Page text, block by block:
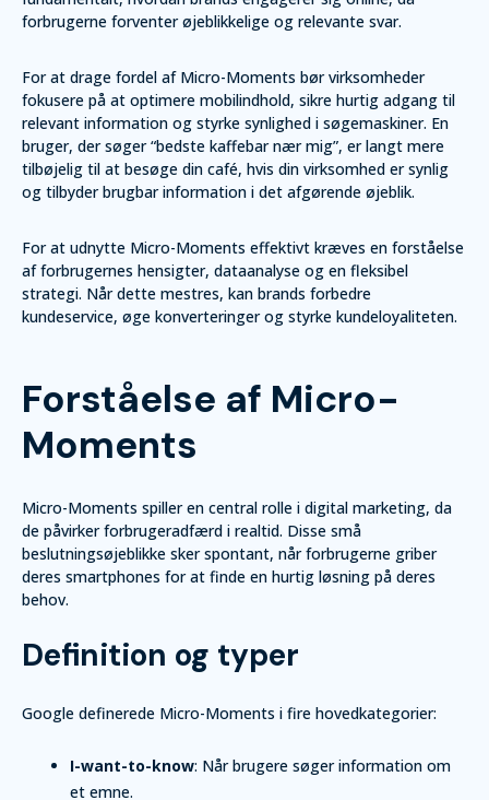
forbrugerne forventer øjeblikkelige og relevante svar.
For at drage fordel af Micro-Moments bør virksomheder
fokusere på at optimere mobilindhold, sikre hurtig adgang til
relevant information og styrke synlighed i søgemaskiner. En
bruger, der søger “bedste kaffebar nær mig”, er langt mere
tilbøjelig til at besøge din café, hvis din virksomhed er synlig
og tilbyder brugbar information i det afgørende øjeblik.
For at udnytte Micro-Moments effektivt kræves en forståelse
af forbrugernes hensigter, dataanalyse og en fleksibel
strategi. Når dette mestres, kan brands forbedre
kundeservice, øge konverteringer og styrke kundeloyaliteten.
Forståelse af Micro-
Moments
Micro-Moments spiller en central rolle i digital marketing, da
de påvirker forbrugeradfærd i realtid. Disse små
beslutningsøjeblikke sker spontant, når forbrugerne griber
deres smartphones for at finde en hurtig løsning på deres
behov.
Definition og typer
Google definerede Micro-Moments i fire hovedkategorier:
I-want-to-know: Når brugere søger information om
et emne.